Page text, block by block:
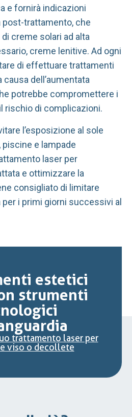
e fornirà indicazioni
trattamento, che
creme solari ad alta
creme lenitive. Ad ogni
di effettuare trattamenti
dell’aumentata
potrebbe compromettere i
rischio di complicazioni.
l’esposizione al sole
piscine e lampade
laser per
e ottimizzare la
consigliato di limitare
per i primi giorni successivi al
estetici
strumenti
trattamento laser per
viso o decollete